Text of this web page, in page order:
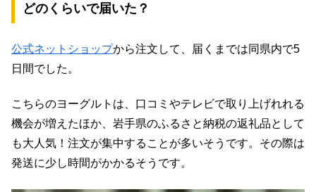
どのくらいで届いた？
公式ネットショップから注文して、届くまでは同県内で5
日間でした。
こちらのヨーグルトは、口コミやテレビで取り上げれれる
機会が増えたほか、岩手県のふるさと納税の返礼品として
も大人気！注文が集中することが多いそうです。その際は
発送に少し時間がかかるそうです。